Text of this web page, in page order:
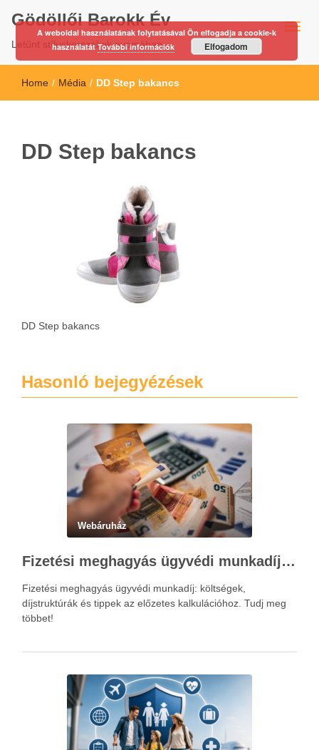
Gödöllői Barokk Év
Letűnt stíluskorszakok nyomában…
Home / Média / DD Step bakancs
DD Step bakancs
DD Step bakancs
Hasonló bejegyézések
Webáruház
Fizetési meghagyás ügyvédi munkadíja: teljes költségvetési útmutató
Fizetési meghagyás ügyvédi munkadíj: költségek,
díjstruktúrák és tippek az előzetes kalkulációhoz. Tudj meg
többet!
A weboldal használatának folytatásával Ön elfogadja a cookie-k
használatátTovábbi információk Elfogadom